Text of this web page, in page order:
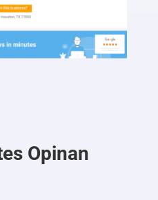
Opinan